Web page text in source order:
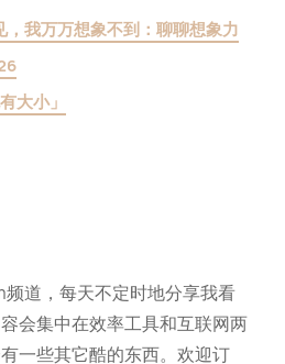
我万万想象不到：聊聊想象力
大小」
道，每天不定时地分享我看
会集中在效率工具和互联网两
一些其它酷的东西。欢迎订